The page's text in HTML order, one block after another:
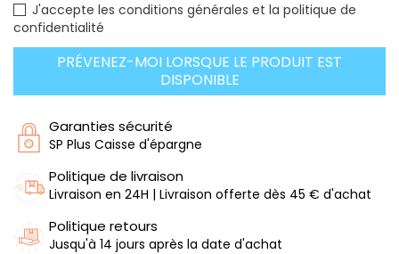
J'accepte les conditions générales et la politique de
confidentialité
PRÉVENEZ-MOI LORSQUE LE PRODUIT EST
DISPONIBLE
Garanties sécurité
SP Plus Caisse d'épargne
Politique de livraison
Livraison en 24H | Livraison offerte dès 45 € d'achat
Politique retours
Jusqu'à 14 jours après la date d'achat